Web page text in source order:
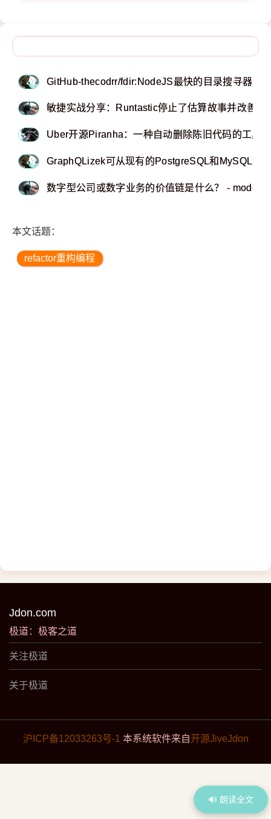
GitHub-thecodrr/fdir:NodeJS最快的目录搜寻器
敏捷实战分享：Runtastic停止了估算故事并改善冲
Uber开源Piranha：一种自动删除陈旧代码的工具
GraphQLizek可从现有的PostgreSQL和MySQL数
数字型公司或数字业务的价值链是什么？ -
本文话题：
refactor重构编程
Jdon.com
极道：极客之道
关注极道
关于极道
沪ICP备12033263号-1 本系统软件来自开源JiveJdon
🔊 朗读全文